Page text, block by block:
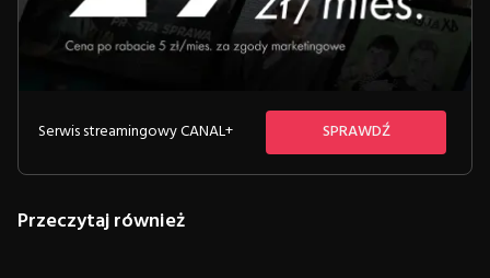
Serwis streamingowy CANAL+ SPRAWDŹ
Przeczytaj również